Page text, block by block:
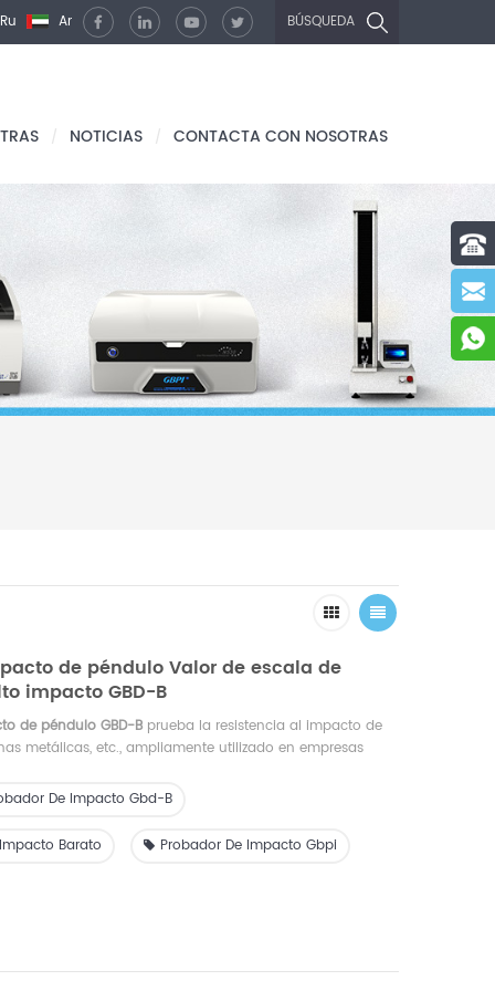
BÚSQUEDA
Ar
/ NOTICIAS / CONTACTA CON NOSOTRAS
de péndulo Valor de escala de
impacto GBD-B
de péndulo GBD-B prueba la resistencia al impacto de
metálicas, etc., ampliamente utilizado en empresas
De Impacto Gbd-B
Barato Probador De Impacto Gbpi